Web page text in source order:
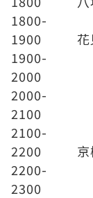
1800-
1900
1900-
2000
2000-
2100
2100-
2200
2200-
2300